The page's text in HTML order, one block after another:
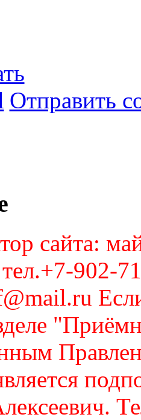
Отправить
сайта:
902-